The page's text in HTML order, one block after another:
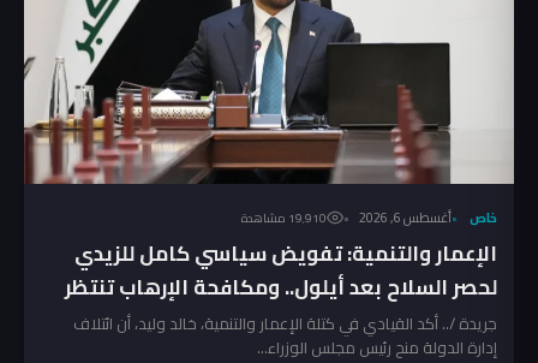
خاص أغسطس 6, 2026 19٬910 مشاهدة
الإعمار والتنمية: تفويض سياسي كامل للزيدي
لحصر السلاح بعد أيلول.. ومكافحة الإرهاب تنتظر
المخالفين!
جريدة /.. أكد القيادي في كتلة الإعمار والتنمية، خالد وليد، أن ائتلاف
إدارة الدولة منح رئيس مجلس الوزراء...